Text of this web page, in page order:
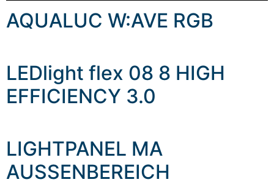
AQUALUC W:AVE RGB
LEDlight flex 08 8 HIGH
EFFICIENCY 3.0
LIGHTPANEL MA
AUSSENBEREICH